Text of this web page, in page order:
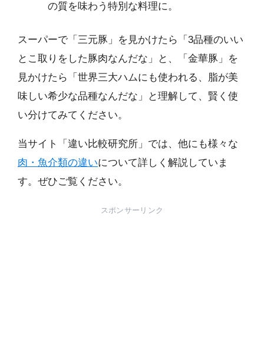
の質を味わう特別な料理に。
スーパーで「三元豚」を見かけたら「3品種のいい
とこ取りをした豚肉なんだな」と、「金華豚」を
見かけたら「世界三大ハムにも使われる、脂が美
味しい希少な品種なんだな」と理解して、賢く使
い分けてみてください。
当サイト「違い比較研究所」では、他にも様々な
肉・魚介類の違いについて詳しく解説していま
す。ぜひご覧ください。
スポンサーリンク